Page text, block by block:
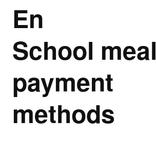
En
School meal
payment
methods